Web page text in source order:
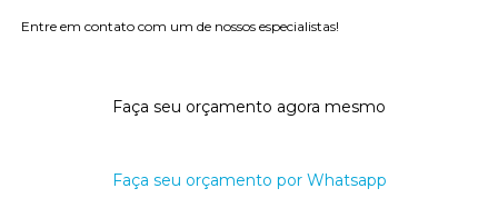
Entre em contato com um de nossos especialistas!
Faça seu orçamento agora mesmo
Faça seu orçamento por Whatsapp